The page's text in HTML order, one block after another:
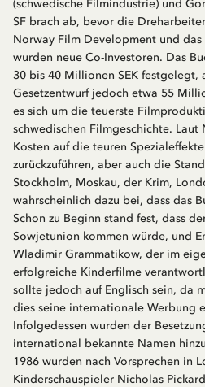
(schwedische Filmindustrie) und
SF brach ab, bevor die
Norway Film Development und
wurden neue Co-Investoren. Das
30 bis 40 Millionen SEK festgelegt,
Gesetzentwurf jedoch etwa 55
es sich um die teuerste
schwedischen Filmgeschichte.
Kosten auf die teuren
zurückzuführen, aber auch die
Stockholm, Moskau, der Krim,
wahrscheinlich dazu bei, dass das
Schon zu Beginn stand fest, dass
Sowjetunion kommen würde, und
Wladimir Grammatikow, der im
erfolgreiche Kinderfilme
sollte jedoch auf Englisch sein, da
dies seine internationale Werbung
Infolgedessen wurden der
international bekannte Namen
1986 wurden nach Vorsprechen in
Kinderschauspieler Nicholas